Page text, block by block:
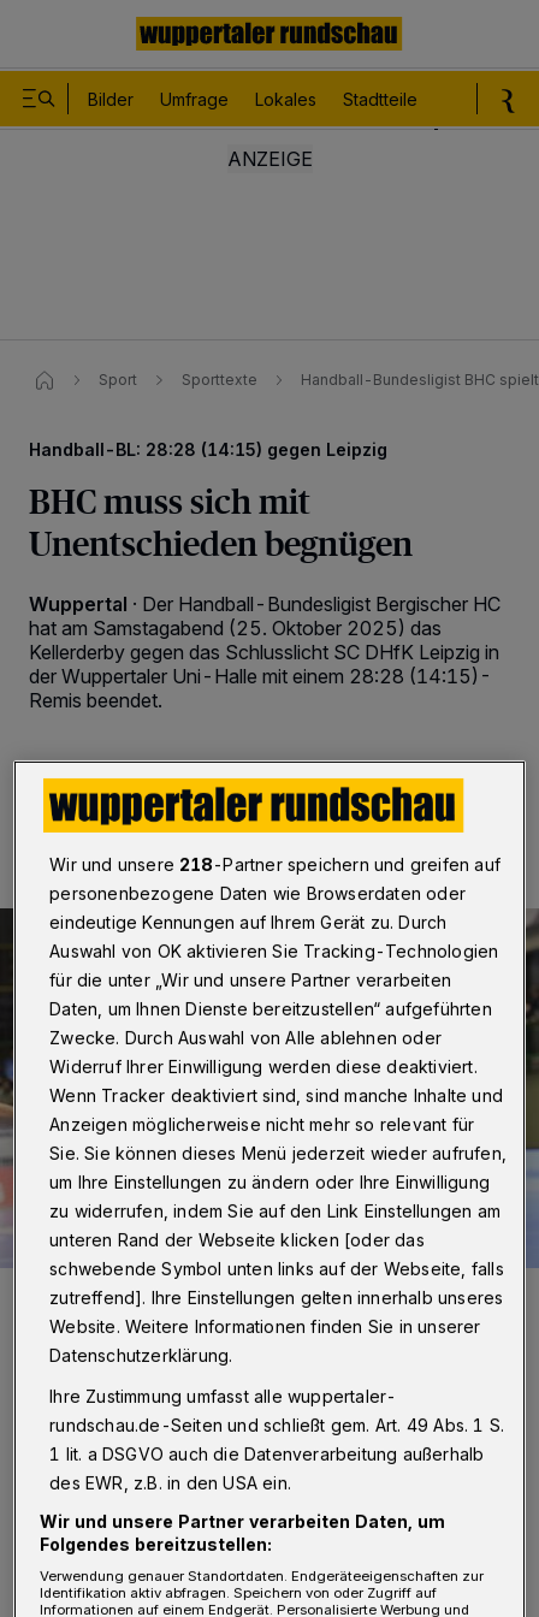
Bilder Umfrage Lokales Stadtteile
Sport Sporttexte Handball-Bundesligist BHC
Handball-BL: 28:28 (14:15) gegen Leipzig
BHC muss sich mit
Unentschieden begnügen
Wuppertal · Der Handball-Bundesligist Bergischer HC
hat am Samstagabend (25. Oktober 2025) das
Kellerderby gegen das Schlusslicht SC DHfK Leipzig in
der Wuppertaler Uni-Halle mit einem 28:28 (14:15)-
Remis beendet.
25.10.2025 , 20:40 Uhr 2 Minuten Lesezeit
Szene mit Eloy Morante Maldonado.
Foto: Dirk Freund
Von Jörn Koldehoff
S ören Steinhaus sorgte in der 1. Minute für
das 1:0. Noah Beyer und Eloy Morante
Wir und unsere 218-Partner speichern und greifen auf
personenbezogene Daten wie Browserdaten oder
eindeutige Kennungen auf Ihrem Gerät zu. Durch
Auswahl von OK aktivieren Sie Tracking-Technologien
für die unter „Wir und unsere Partner verarbeiten
Daten, um Ihnen Dienste bereitzustellen“ aufgeführten
Zwecke. Durch Auswahl von Alle ablehnen oder
Widerruf Ihrer Einwilligung werden diese deaktiviert.
Wenn Tracker deaktiviert sind, sind manche Inhalte und
Anzeigen möglicherweise nicht mehr so relevant für
Sie. Sie können dieses Menü jederzeit wieder aufrufen,
um Ihre Einstellungen zu ändern oder Ihre Einwilligung
zu widerrufen, indem Sie auf den Link Einstellungen am
unteren Rand der Webseite klicken [oder das
schwebende Symbol unten links auf der Webseite, falls
zutreffend]. Ihre Einstellungen gelten innerhalb unseres
Website. Weitere Informationen finden Sie in unserer
Datenschutzerklärung.
Ihre Zustimmung umfasst alle wuppertaler-
rundschau.de-Seiten und schließt gem. Art. 49 Abs. 1 S.
1 lit. a DSGVO auch die Datenverarbeitung außerhalb
des EWR, z.B. in den USA ein.
Wir und unsere Partner verarbeiten Daten, um
Folgendes bereitzustellen:
Verwendung genauer Standortdaten. Endgeräteeigenschaften zur
Identifikation aktiv abfragen. Speichern von oder Zugriff auf
Informationen auf einem Endgerät. Personalisierte Werbung und